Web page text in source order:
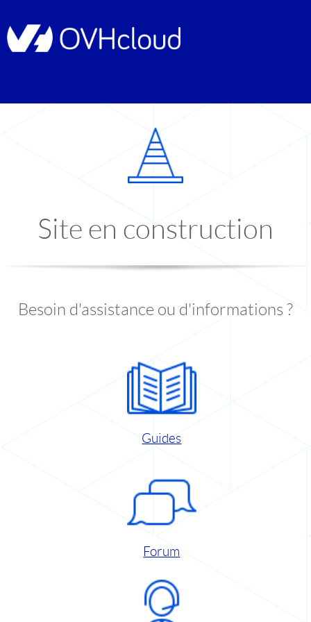
Site en construction
Besoin d'assistance ou d'informations ?
Guides
Forum